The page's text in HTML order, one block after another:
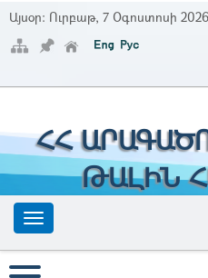
Այսօր: Ուրբաթ, 7 Օգոստոսի
ՀՀ
ԹԱԼԻՆ